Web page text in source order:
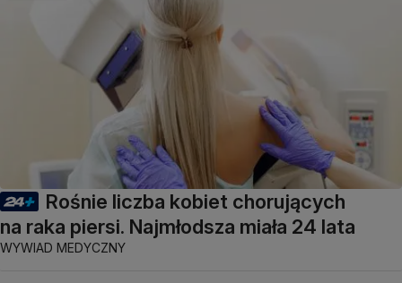
Rośnie liczba kobiet chorujących
na raka piersi. Najmłodsza miała 24 lata
WYWIAD MEDYCZNY